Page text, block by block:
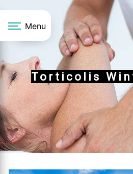
Menu
Torticolis
Panneau de gestion des cookies